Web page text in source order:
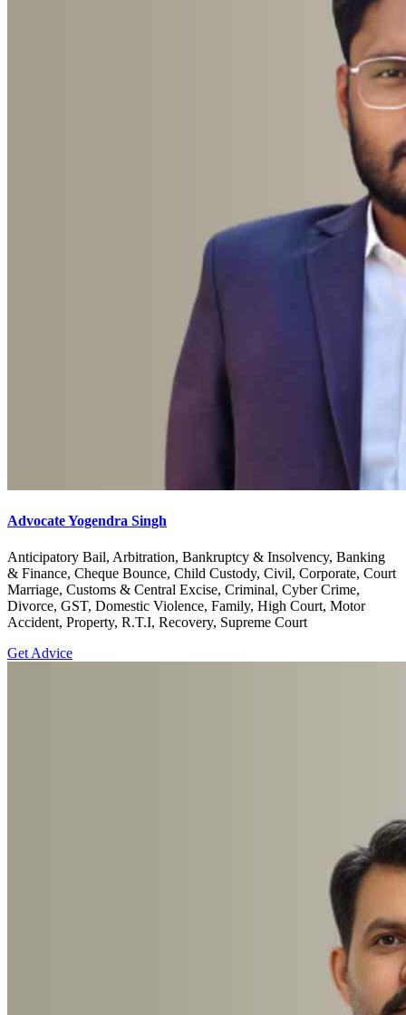
Advocate Yogendra Singh
Anticipatory Bail, Arbitration, Bankruptcy & Insolvency, Banking
& Finance, Cheque Bounce, Child Custody, Civil, Corporate, Court
Marriage, Customs & Central Excise, Criminal, Cyber Crime,
Divorce, GST, Domestic Violence, Family, High Court, Motor
Accident, Property, R.T.I, Recovery, Supreme Court
Get Advice